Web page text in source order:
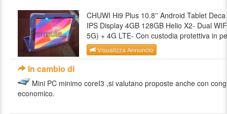
CHUWI Hi9 Plus 10.8'' Android Tablet
IPS Display 4GB 128GB Helio X2- Dual
5G) + 4G LTE- Con custodia protettiva in
Visualizza Annuncio
In cambio di
Mini PC minimo coreI3 ,si valutano proposte anche con
economico.